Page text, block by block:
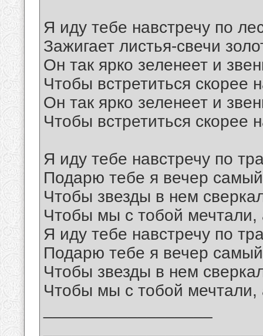
Я иду тебе навстречу по
Зажигает листья-свечи
Он так ярко зеленеет и
Чтобы встретиться скорее
Он так ярко зеленеет и
Чтобы встретиться скорее
Я иду тебе навстречу по
Подарю тебе я вечер
Чтобы звезды в нем
Чтобы мы с тобой
Я иду тебе навстречу по
Подарю тебе я вечер
Чтобы звезды в нем
Чтобы мы с тобой